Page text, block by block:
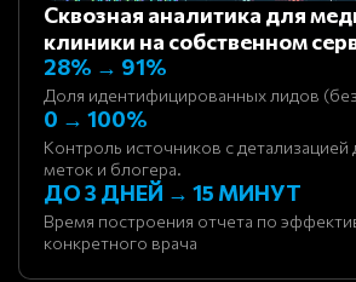
Сквозная аналитика для
клиники на собственном
28% → 91%
Доля идентифицированных лидов
0 → 100%
Контроль источников с детализацией
меток и блогера.
ДО 3 ДНЕЙ → 15 МИНУТ
Время построения отчета по
конкретного врача